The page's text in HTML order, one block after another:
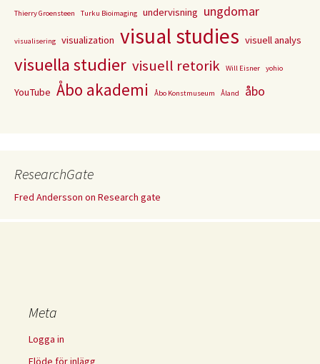
Thierry Groensteen Turku Bioimaging undervisning ungdomar
visualisering visualization visual studies visuell analys
visuella studier visuell retorik Will Eisner yohio
YouTube Åbo akademi Åbo Konstmuseum Åland åbo
ResearchGate
Fred Andersson on Research gate
Meta
Logga in
Flöde för inlägg